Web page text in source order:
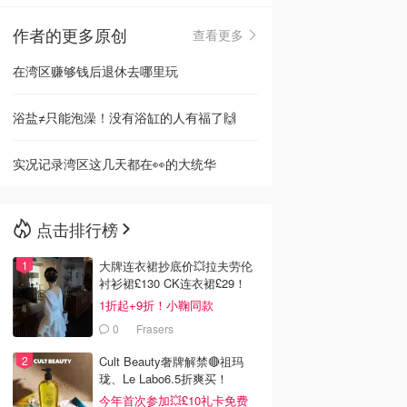
🇳🇿新西兰
作者的更多原创
查看更多
在湾区赚够钱后退休去哪里玩
浴盐≠只能泡澡！没有浴缸的人有福了🙌
实况记录湾区这几天都在👀的大统华
点击排行榜
大牌连衣裙抄底价💥拉夫劳伦
衬衫裙£130 CK连衣裙£29！
1折起+9折！小鞠同款
Ganni£88
0 Frasers
Cult Beauty奢牌解禁🔴祖玛
珑、Le Labo6.5折爽买！
今年首次参加💥£10礼卡免费